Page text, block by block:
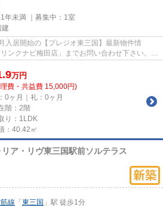
年未満 ｜募集中： 1室
建
入居開始の【プレジオ東三国】最新物件情
ンクナビ梅田店」までお問い合わせ下さい。
万円
費・共益費 15,000円)
0ヶ月｜礼：0ヶ月
階：2階
り：1LDK
：40.42㎡
リア・リヴ東三国駅前ソルテラス
線 「 東三国 」駅 徒歩1分